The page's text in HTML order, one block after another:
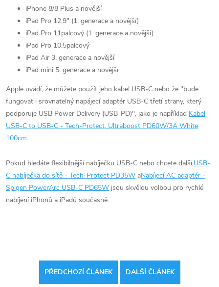
iPhone 8/8 Plus a novější
iPad Pro 12,9" (1. generace a novější)
iPad Pro 11palcový (1. generace a novější)
iPad Pro 10,5palcový
iPad Air 3. generace a novější
iPad mini 5. generace a novější
Apple uvádí, že můžete použít jeho kabel USB-C nebo že "bude
fungovat i srovnatelný napájecí adaptér USB-C třetí strany, který
podporuje USB Power Delivery (USB-PD)", jako je například Kabel
USB-C to USB-C - Tech-Protect, Ultraboost PD60W/3A White
100cm.
Pokud hledáte flexibilnější nabíječku USB-C nebo chcete další,USB-
C nabíječka do sítě - Tech-Protect PD35W aNabíjecí AC adaptér -
Spigen PowerArc USB-C PD65W jsou skvělou volbou pro rychlé
nabíjení iPhonů a iPadů současně.
PŘEDCHOZÍ ČLÁNEK DALŠÍ ČLÁNEK